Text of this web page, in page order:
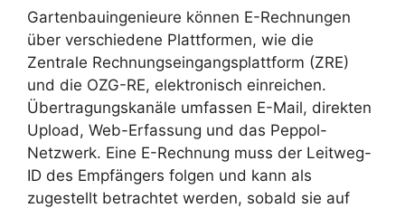
Gartenbauingenieure können E-Rechnungen
über verschiedene Plattformen, wie die
Zentrale Rechnungseingangsplattform (ZRE)
und die OZG-RE, elektronisch einreichen.
Übertragungskanäle umfassen E-Mail, direkten
Upload, Web-Erfassung und das Peppol-
Netzwerk. Eine E-Rechnung muss der Leitweg-
ID des Empfängers folgen und kann als
zugestellt betrachtet werden, sobald sie auf